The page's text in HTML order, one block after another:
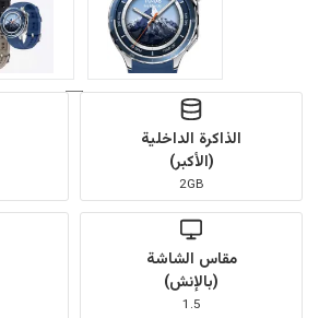
الذاكرة الداخلية
(الأكبر)
2GB
مقاس الشاشة
(بالإنش)
1.5